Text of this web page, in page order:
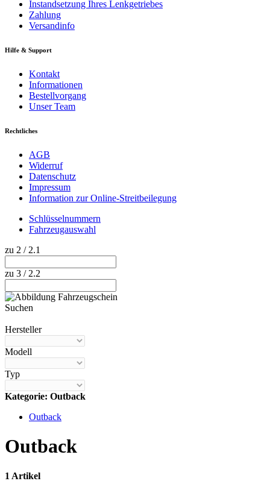
Instandsetzung Ihres Lenkgetriebes
Zahlung
Versandinfo
Hilfe & Support
Kontakt
Informationen
Bestellvorgang
Unser Team
Rechtliches
AGB
Widerruf
Datenschutz
Impressum
Information zur Online-Streitbeilegung
Schlüsselnummern
Fahrzeugauswahl
zu 2 / 2.1
zu 3 / 2.2
Suchen
Hersteller
Modell
Typ
Kategorie: Outback
Outback
Outback
1 Artikel